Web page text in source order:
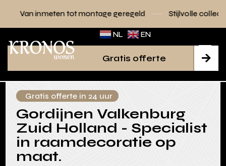
tot montage geregeld Stijlvolle collecties voor elk
NL EN

Gratis offerte
Gratis offerte in 24 uur
Gordijnen Valkenburg
Zuid Holland - Specialist
in raamdecoratie op
maat.